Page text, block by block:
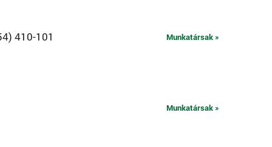
410-101 Munkatársak »
Munkatársak »